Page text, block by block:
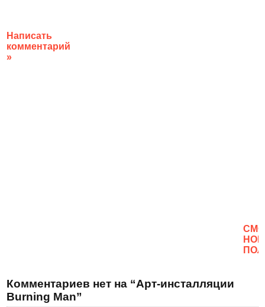
Написать
комментарий
»
Комментариев нет на “Арт-инсталляции
Burning Man”